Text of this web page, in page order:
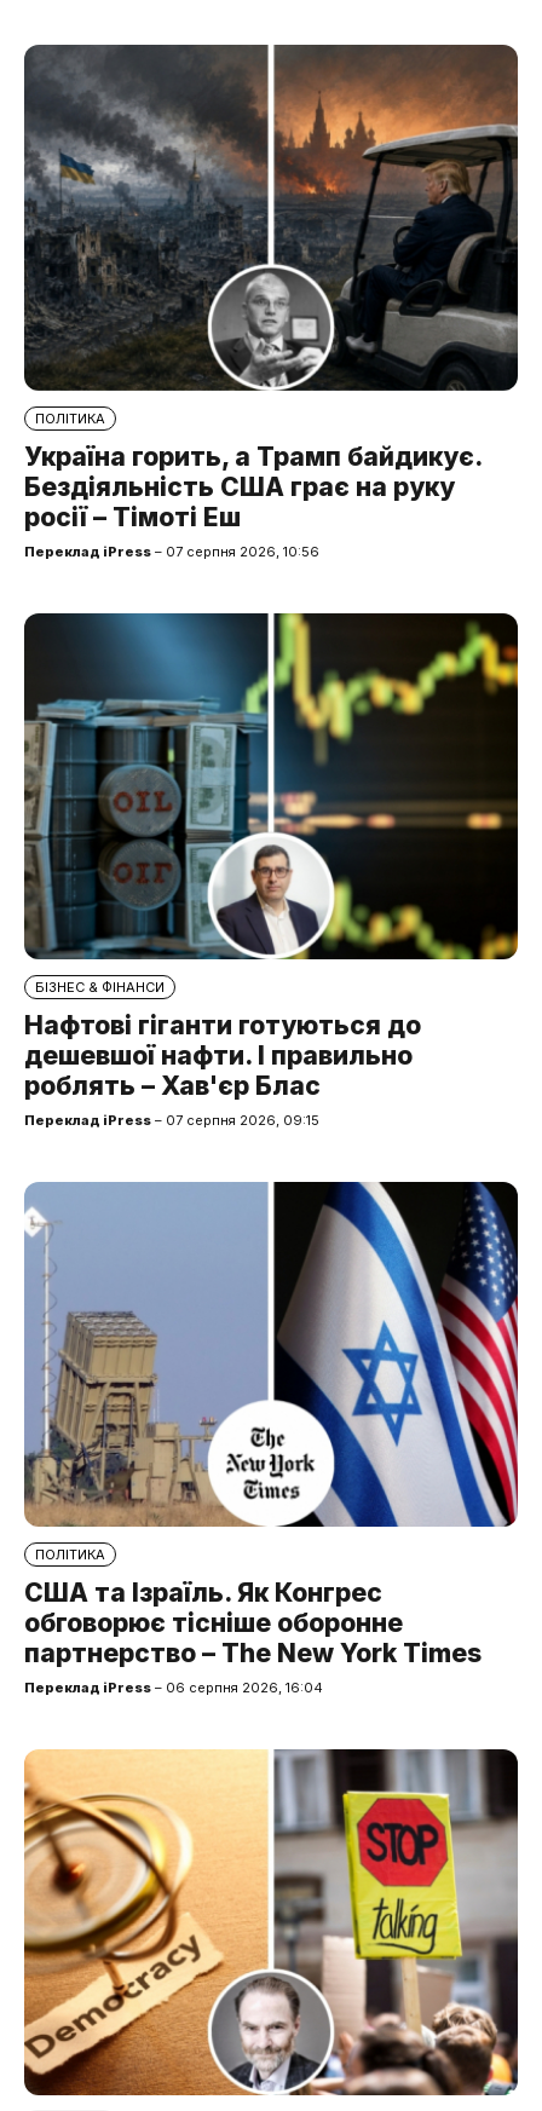
ПОЛІТИКА
Україна горить, а Трамп байдикує.
Бездіяльність США грає на руку
росії – Тімоті Еш
Переклад iPress – 07 серпня 2026, 10:56
БІЗНЕС & ФІНАНСИ
Нафтові гіганти готуються до
дешевшої нафти. І правильно
роблять – Хав'єр Блас
Переклад iPress – 07 серпня 2026, 09:15
ПОЛІТИКА
США та Ізраїль. Як Конгрес
обговорює тісніше оборонне
партнерство – The New York Times
Переклад iPress – 06 серпня 2026, 16:04